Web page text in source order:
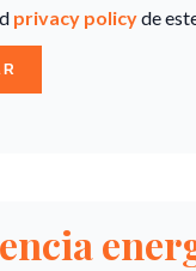
privacy policyde